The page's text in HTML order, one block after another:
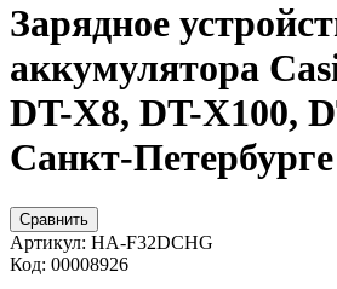
Зарядное
аккумулятора
DT-X8, DT-X100,
Санкт-Петербурге
Сравнить
Артикул: HA-F32DCHG
Код: 00008926